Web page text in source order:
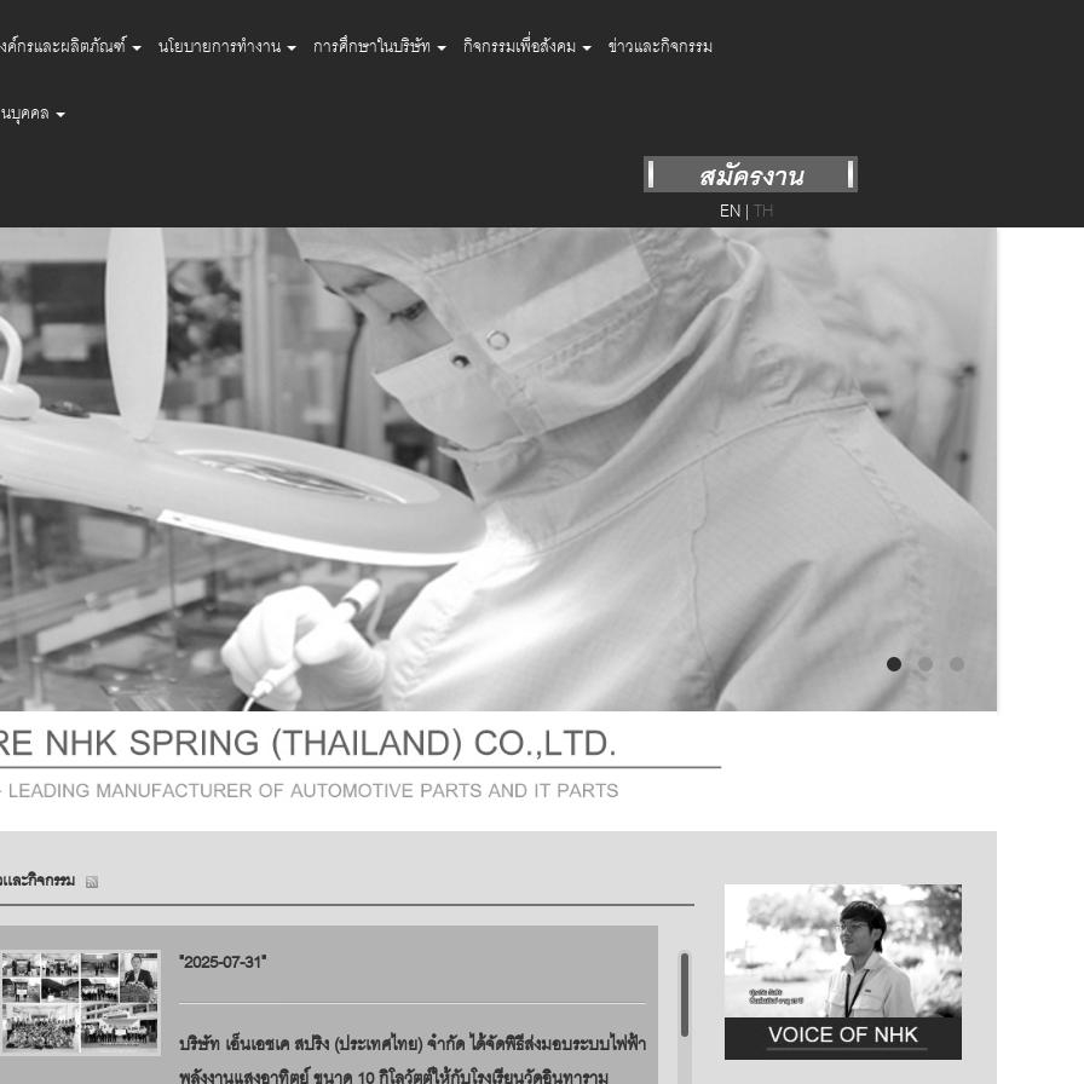
ค์กรและผลิตภัณฑ์ นโยบายการทำงาน การศึกษาในบริษัท กิจกรรมเพื่อสังคม ข่าวและกิจกรรม
บุคคล
EN | TH
เละกิจกรรม
"2025-07-31"
บริษัท เอ็นเอชเค สปริง (ประเทศไทย) จำกัด ได้จัดพิธีส่งมอบระบบไฟฟ้า
พลังงานแสงอาทิตย์ ขนาด 10 กิโลวัตต์ให้กับโรงเรียนวัดอินทาราม